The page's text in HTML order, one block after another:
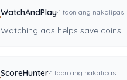
WatchAndPlay·1 taon ang nakalipas
Watching ads helps save coins.
ScoreHunter·1 taon ang nakalipas